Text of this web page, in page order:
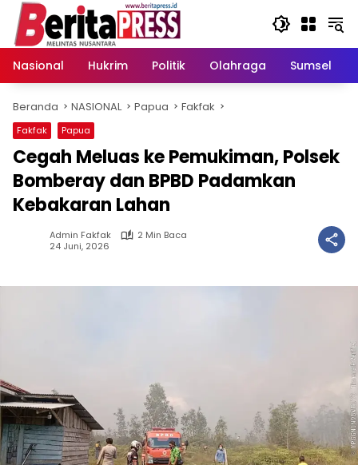
Langsung
konten
Nasional
Hukrim Politik Olahraga Sumsel
Beranda NASIONAL Papua Fakfak
Fakfak Papua
Cegah Meluas ke Pemukiman, Polsek
Bomberay dan BPBD Padamkan
Kebakaran Lahan
Admin Fakfak
2 Min Baca
24 Juni, 2026